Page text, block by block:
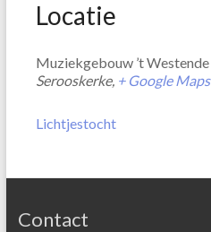
Locatie
Muziekgebouw ’t Westende
Serooskerke, + Google Maps
Lichtjestocht
Contact